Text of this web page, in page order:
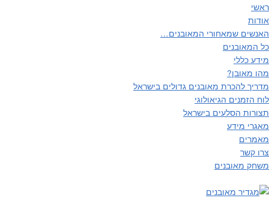
ראשי
אודות
האנשים שמאחורי המאובנים…
כל המאובנים
מידע כללי
מהו מאובן?
מדריך להכרת מאובנים גדולים בישראל
לוח הזמנים הגיאולוגי
תצורות הסלעים בישראל
מאגרי מידע
מאמרים
צרו קשר
משחק מאובנים